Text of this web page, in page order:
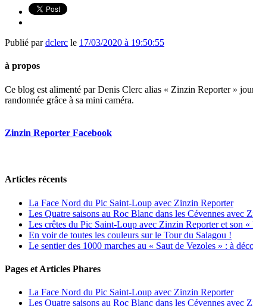
Publié pardclerc le 17/03/2020 à 19:50:55
à propos
Ce blog est alimenté par Denis Clerc alias « Zinzin Reporter »
randonnée grâce à sa mini caméra.
Zinzin Reporter Facebook
Articles récents
La Face Nord du Pic Saint-Loup avec Zinzin Reporter
Les Quatre saisons au Roc Blanc dans les Cévennes avec
Les crêtes du Pic Saint-Loup avec Zinzin Reporter et son «
En voir de toutes les couleurs sur le Tour du Salagou !
Le sentier des 1000 marches au « Saut de Vezoles » : à
Pages et Articles Phares
La Face Nord du Pic Saint-Loup avec Zinzin Reporter
Les Quatre saisons au Roc Blanc dans les Cévennes avec